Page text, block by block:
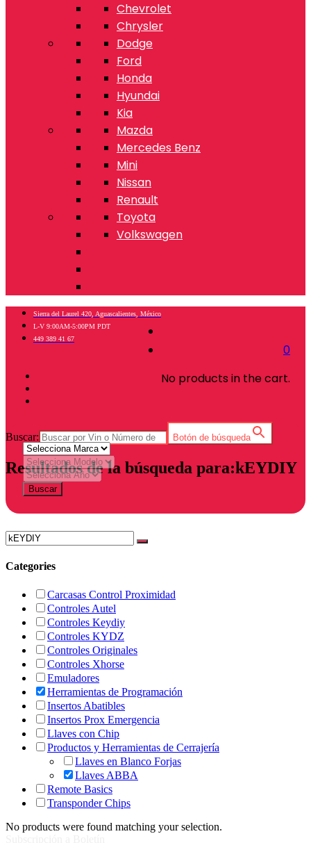
Chevrolet
Chrysler
Dodge
Ford
Honda
Hyundai
Kia
Mazda
Mercedes Benz
Mini
Nissan
Renault
Toyota
Volkswagen
0
No products in the cart.
Sierra del Laurel 420, Aguascalientes, México
L-V 9:00AM-5:00PM PDT
449 389 41 67
Buscar: Botón de búsqueda
Resultados de la búsqueda para:kEYDIY
Buscar
Categories
Carcasas Control Proximidad
Controles Autel
Controles Keydiy
Controles KYDZ
Controles Originales
Controles Xhorse
Emuladores
Herramientas de Programación
Insertos Abatibles
Insertos Prox Emergencia
Llaves con Chip
Productos y Herramientas de Cerrajería
Llaves en Blanco Forjas
Llaves ABBA
Remote Basics
Transponder Chips
No products were found matching your selection.